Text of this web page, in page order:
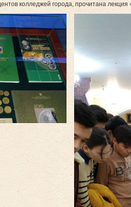
колледжей города, прочитана